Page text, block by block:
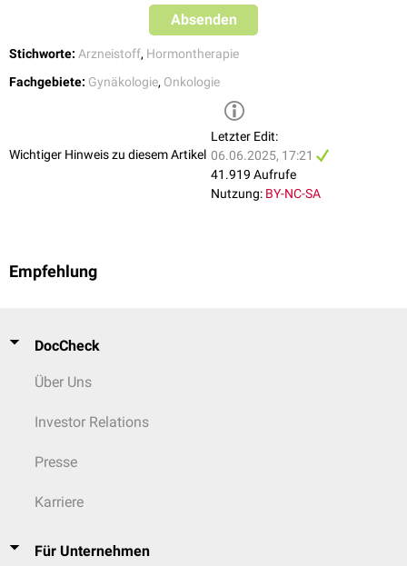
Absenden
Stichworte: Arzneistoff, Hormontherapie
Fachgebiete: Gynäkologie, Onkologie
Wichtiger Hinweis zu diesem Artikel
Letzter Edit:
06.06.2025, 17:21
41.919 Aufrufe
Nutzung: BY-NC-SA
Empfehlung
DocCheck
Über Uns
Investor Relations
Presse
Karriere
Für Unternehmen